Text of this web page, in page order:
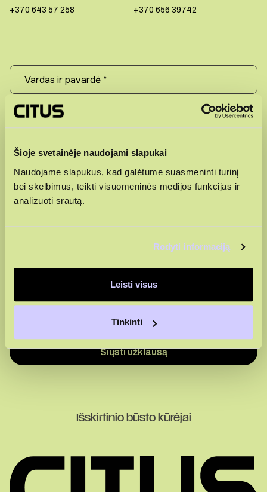
Šioje svetainėje naudojami slapukai
Naudojame slapukus, kad galėtume suasmeninti turinį
bei skelbimus, teikti visuomeninės medijos funkcijas ir
analizuoti srautą.
Rodyti informaciją
Leisti visus
Tinkinti
+370 643 57 258
+370 656 39742
+370
privatumo politika
Išskirtinio būsto kūrėjai